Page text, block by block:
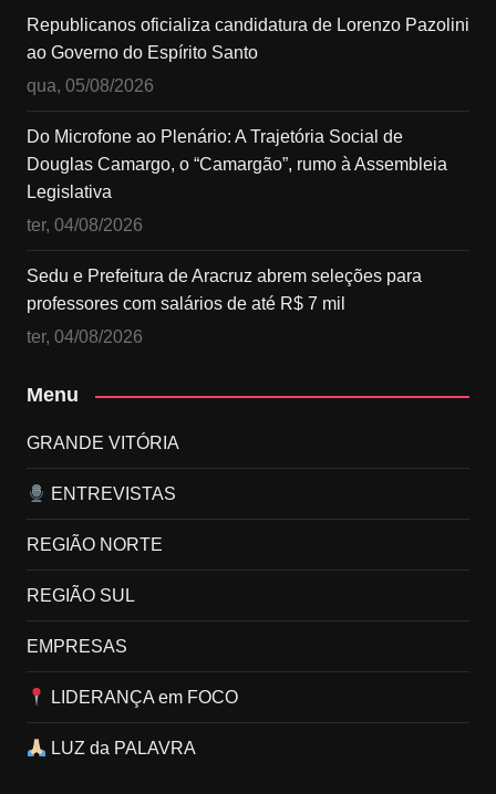
Republicanos oficializa candidatura de Lorenzo Pazolini
ao Governo do Espírito Santo
qua, 05/08/2026
Do Microfone ao Plenário: A Trajetória Social de
Douglas Camargo, o “Camargão”, rumo à Assembleia
Legislativa
ter, 04/08/2026
Sedu e Prefeitura de Aracruz abrem seleções para
professores com salários de até R$ 7 mil
ter, 04/08/2026
Menu
GRANDE VITÓRIA
ENTREVISTAS
REGIÃO NORTE
REGIÃO SUL
EMPRESAS
LIDERANÇA em FOCO
LUZ da PALAVRA